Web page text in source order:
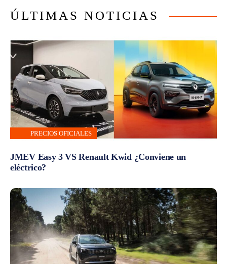
ÚLTIMAS NOTICIAS
PRECIOS OFICIALES
JMEV Easy 3 VS Renault Kwid ¿Conviene un
eléctrico?